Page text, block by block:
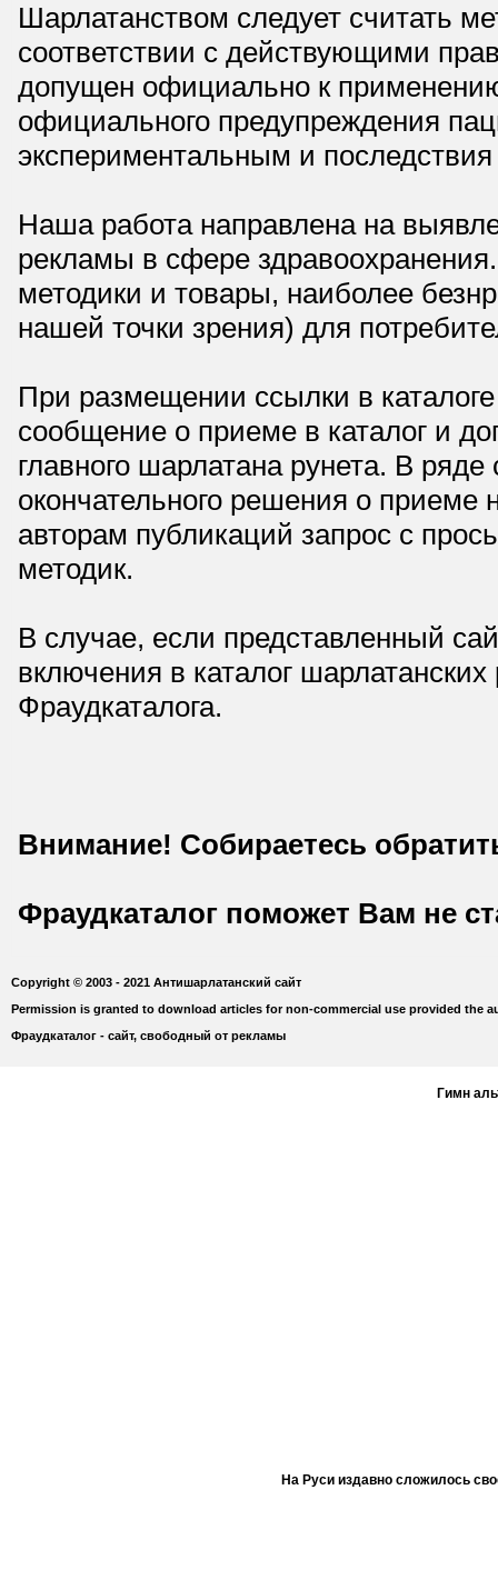
Шарлатанством следует считать
соответствии с действующими
допущен официально к
официального предупреждения
экспериментальным и
Наша работа направлена на
рекламы в сфере
методики и товары, наиболее
нашей точки зрения) для
При размещении ссылки в
сообщение о приеме в каталог и
главного шарлатана рунета. В
окончательного решения о приеме
авторам публикаций запрос с
методик.
В случае, если представленный
включения в каталог
Фраудкаталога.
Внимание! Собираетесь
Фраудкаталог поможет Вам не
Copyright © 2003 - 2021 Антишарлатанский сайт
Permission is granted to download articles for non-commercial use provided the
Фраудкаталог - сайт, свободный от рекламы
Гимн
На Руси издавно сложилось